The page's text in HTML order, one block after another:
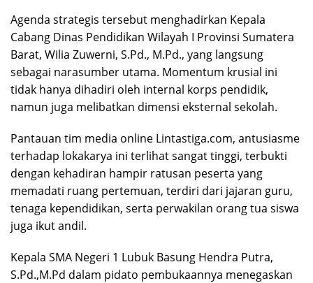
Agenda strategis tersebut menghadirkan Kepala
Cabang Dinas Pendidikan Wilayah I Provinsi Sumatera
Barat, Wilia Zuwerni, S.Pd., M.Pd., yang langsung
sebagai narasumber utama. Momentum krusial ini
tidak hanya dihadiri oleh internal korps pendidik,
namun juga melibatkan dimensi eksternal sekolah.
Pantauan tim media online Lintastiga.com, antusiasme
terhadap lokakarya ini terlihat sangat tinggi, terbukti
dengan kehadiran hampir ratusan peserta yang
memadati ruang pertemuan, terdiri dari jajaran guru,
tenaga kependidikan, serta perwakilan orang tua siswa
juga ikut andil.
Kepala SMA Negeri 1 Lubuk Basung Hendra Putra,
S.Pd.,M.Pd dalam pidato pembukaannya menegaskan